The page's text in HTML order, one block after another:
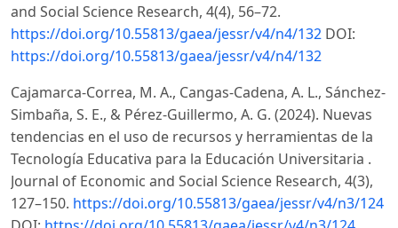
and Social Science Research, 4(4), 56–72.
https://doi.org/10.55813/gaea/jessr/v4/n4/132 DOI:
https://doi.org/10.55813/gaea/jessr/v4/n4/132
Cajamarca-Correa, M. A., Cangas-Cadena, A. L., Sánchez-
Simbaña, S. E., & Pérez-Guillermo, A. G. (2024). Nuevas
tendencias en el uso de recursos y herramientas de la
Tecnología Educativa para la Educación Universitaria .
Journal of Economic and Social Science Research, 4(3),
127–150. https://doi.org/10.55813/gaea/jessr/v4/n3/124